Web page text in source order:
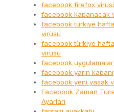
facebook firefox
facebook kapanacak
facebook türkiye
virüsü
facebook türkiye
virüsü
facebook uygulamalar
facebook yarın
facebook yeni yasak
Facebook Zaman
Ayarları